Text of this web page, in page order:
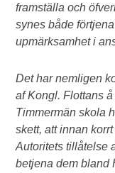
framställa och
synes både
upmärksamhet i
Det har nemligen
af Kongl. Flottans
Timmermän skola
skett, att innan
Autoritets tillåtelse
betjena dem bland